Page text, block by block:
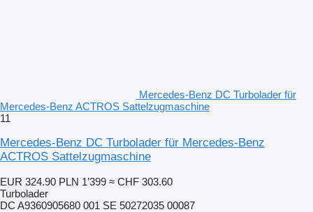
Mercedes-Benz DC Turbolader für
Mercedes-Benz ACTROS Sattelzugmaschine
11
Mercedes-Benz DC Turbolader für Mercedes-Benz
ACTROS Sattelzugmaschine
EUR 324.90 PLN 1’399 ≈ CHF 303.60
Turbolader
DC A9360905680 001 SE 50272035 00087